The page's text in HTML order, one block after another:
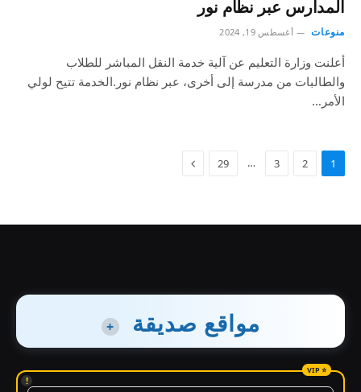
المدارس عبر نظام نور
منوعات أغسطس 19, 2024
أعلنت وزارة التعليم عن آلية خدمة النقل المباشر للطلاب
والطالبات من مدرسة إلى أخرى، عبر نظام نور.الخدمة تتيح لولي
الأمر…
1
2
3
…
29
مواقع صديقة +
!